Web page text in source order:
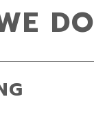
DO